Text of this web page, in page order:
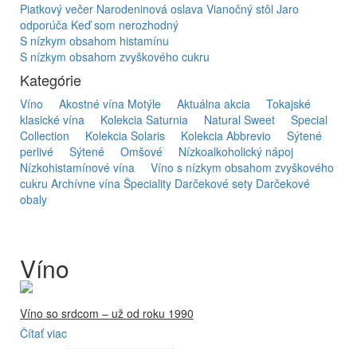
Piatkový večer Narodeninová oslava Vianočný stôl Jaro
odporúča Keď som nerozhodný
S nízkym obsahom histamínu
S nízkym obsahom zvyškového cukru
Kategórie
Víno Akostné vína Motýle Aktuálna akcia
Tokajské
klasické vína
Kolekcia Saturnia Natural Sweet
Special
Collection
Kolekcia Solaris Kolekcia Abbrevio
Sýtené
perlivé
Sýtené Omšové
Nízkoalkoholický nápoj
Nízkohistamínové vína
Víno s nízkym obsahom zvyškového
cukru Archívne vína Špeciality Darčekové sety Darčekové
obaly
Víno
Víno so srdcom – už od roku 1990
Firma Ostrožovič je najstaršou privátnou firmou na
Čítať viac